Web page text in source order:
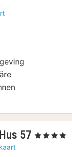
57 3
, 4 Sterren